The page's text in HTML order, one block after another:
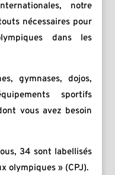
notre
nécessaires pour
dans les
gymnases, dojos,
sportifs
vous avez besoin
34 sont labellisés
olympiques » (CPJ).